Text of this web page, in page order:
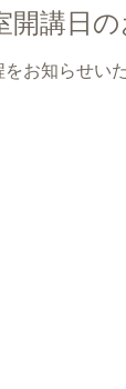
開講日
お知らせいた